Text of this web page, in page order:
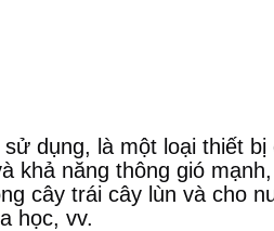
dụng, là một loại thiết
khả năng thông gió
cây trái cây lùn và cho
học, vv.